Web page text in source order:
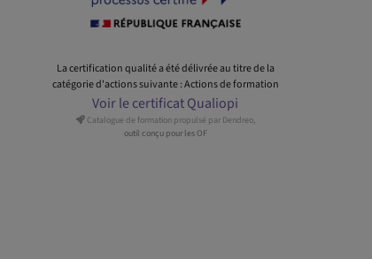
La certification qualité a été délivrée au titre de la
catégorie d'actions suivante : Actions de formation
Voir le certificat Qualiopi
Catalogue de formation propulsé par Dendreo,
outil conçu pour les OF